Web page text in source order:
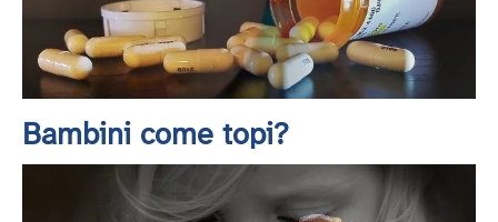
Bambini come topi?